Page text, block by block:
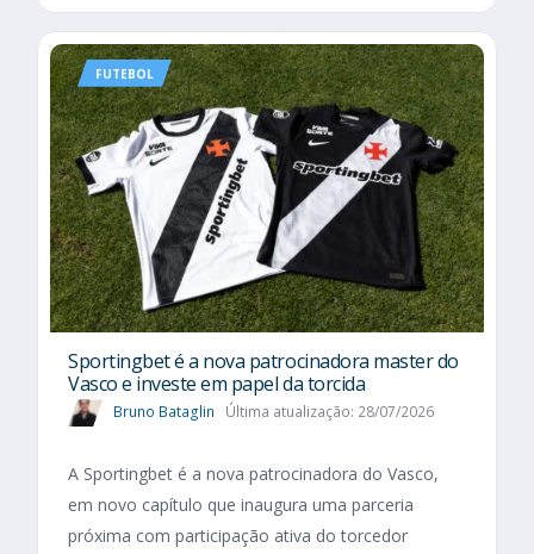
FUTEBOL
Sportingbet é a nova patrocinadora master do
Vasco e investe em papel da torcida
Bruno Bataglin Última atualização: 28/07/2026
A Sportingbet é a nova patrocinadora do Vasco,
em novo capítulo que inaugura uma parceria
próxima com participação ativa do torcedor